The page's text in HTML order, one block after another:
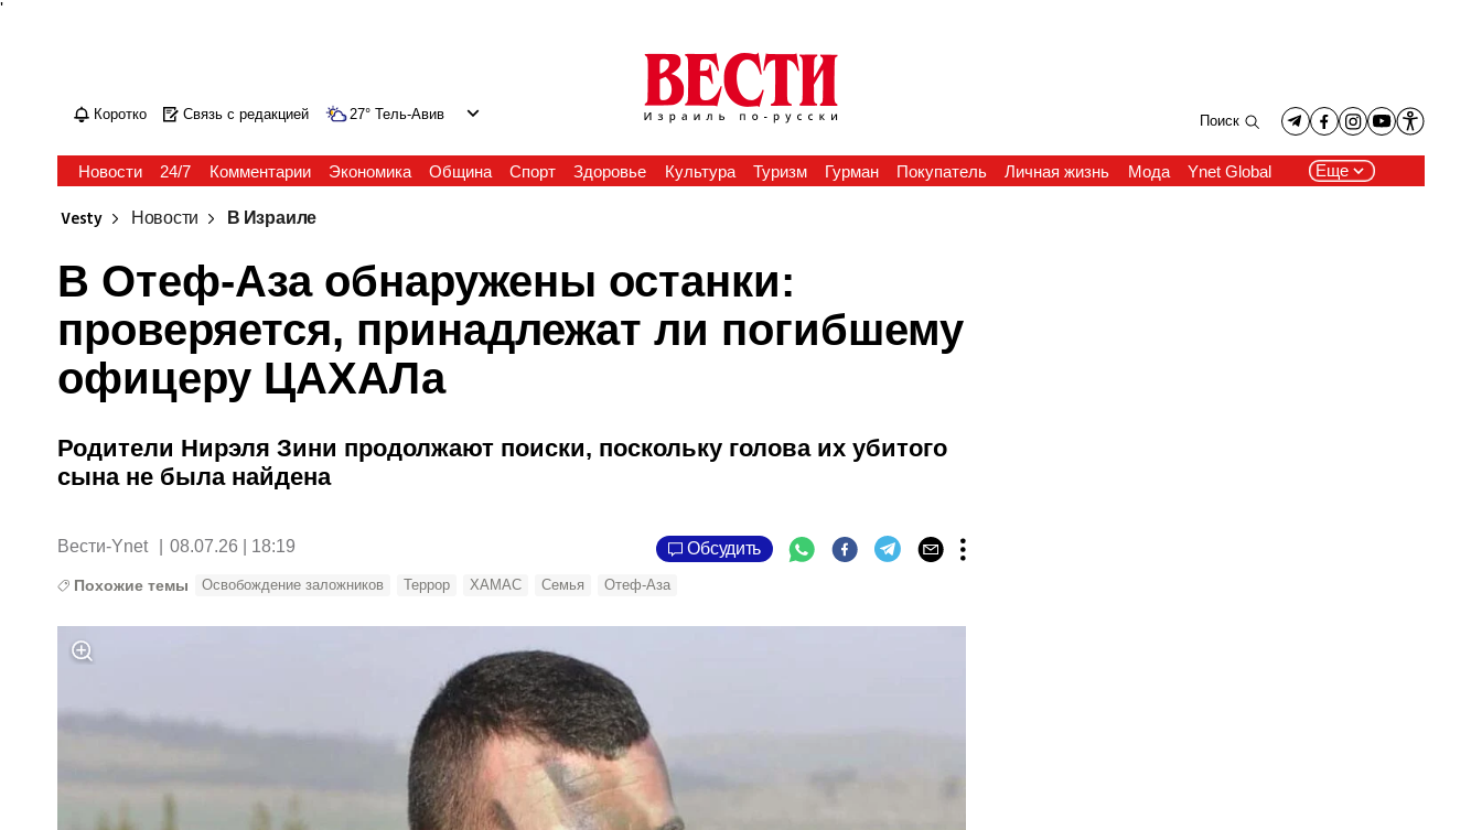
'
Коротко Связь с редакцией 27° Тель-Авив Поиск
Новости 24/7 Комментарии Экономика Община Спорт Здоровье Культура Туризм Гурман Покупатель Личная жизнь Мода Ynet Global Еще
Vesty Новости В Израиле
В Отеф-Аза обнаружены останки:
проверяется, принадлежат ли погибшему
офицеру ЦАХАЛа
Родители Нирэля Зини продолжают поиски, поскольку голова их убитого
сына не была найдена
Вести-Ynet 08.07.26 | 18:19 Обсудить
Похожие темы Освобождение заложников Террор ХАМАС Семья Отеф-Аза